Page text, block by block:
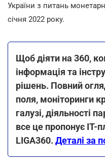
України з питань
січня 2022 року.
Щоб діяти на 360,
інформація та
рішень. Повний
поля, моніторинги
галузі, діяльності
все це пропонує IT-
LIGA360. Деталі за